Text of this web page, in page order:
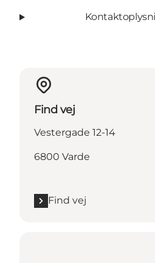
Find vej
Vestergade 12-14
6800 Varde
Find vej